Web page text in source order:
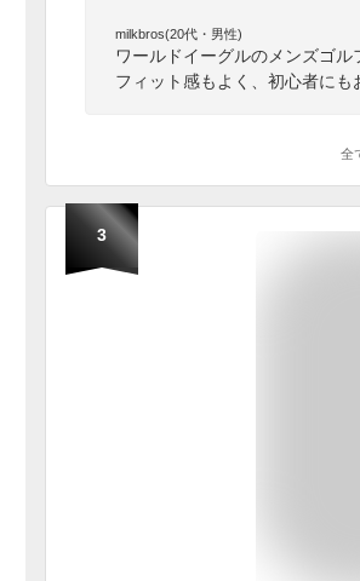
milkbros(20代・男性)
ワールドイーグルのメンズゴ
フィット感もよく、初心者にも
全
3